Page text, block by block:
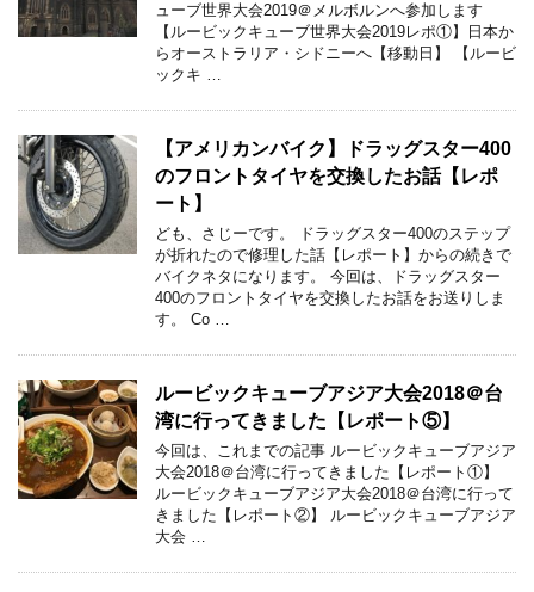
ューブ世界大会2019＠メルボルンへ参加します
【ルービックキューブ世界大会2019レポ①】日本か
らオーストラリア・シドニーへ【移動日】 【ルービ
ックキ …
【アメリカンバイク】ドラッグスター400
のフロントタイヤを交換したお話【レポ
ート】
ども、さじーです。 ドラッグスター400のステップ
が折れたので修理した話【レポート】からの続きで
バイクネタになります。 今回は、ドラッグスター
400のフロントタイヤを交換したお話をお送りしま
す。 Co …
ルービックキューブアジア大会2018＠台
湾に行ってきました【レポート⑤】
今回は、これまでの記事 ルービックキューブアジア
大会2018＠台湾に行ってきました【レポート①】
ルービックキューブアジア大会2018＠台湾に行って
きました【レポート②】 ルービックキューブアジア
大会 …